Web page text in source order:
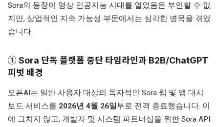
Sora의 등장이 영상 인공지능 시대를 열었음은 부인할 수 없
지만, 상업적인 지속 가능성 부문에서는 심각한 병목을 겪었
습니다.
① Sora 단독 플랫폼 중단 타임라인과 B2B/ChatGPT
피벗 배경
오픈AI는 일반 사용자 대상의 독자적인 Sora 웹 및 앱 대시
보드 서비스를 2026년 4월 26일 부로 전격 종료했습니다. 이
에 그치지 않고, 개발자 및 시스템 파트너십을 위한 Sora API